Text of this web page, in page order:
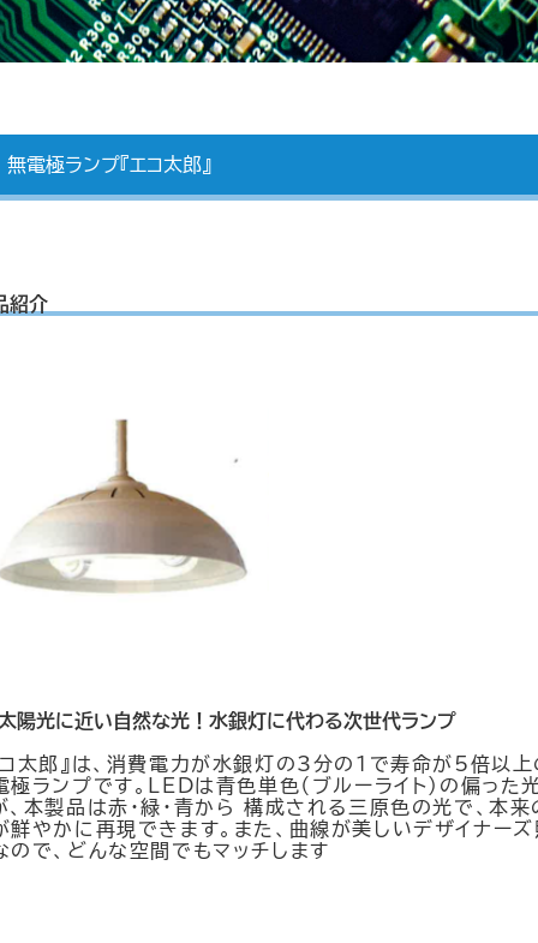
無電極ランプ『エコ太郎』
紹介
陽光に近い自然な光！水銀灯に代わる次世代ランプ
コ太郎』は、消費電力が水銀灯の3分の1で寿命が5倍以上
極ランプです。LEDは青色単色（ブルーライト）の偏った
、本製品は赤・緑・青から 構成される三原色の光で、本来
鮮やかに再現できます。また、曲線が美しいデザイナー
ので、どんな空間でもマッチします